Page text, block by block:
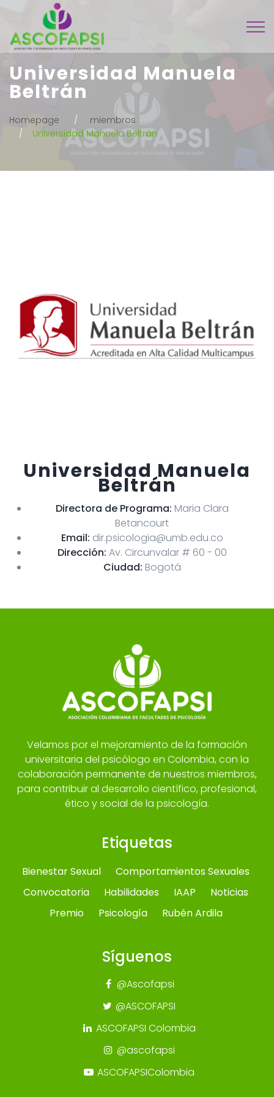
Universidad Manuela
Beltrán
Homepage
miembros
Universidad Manuela Beltrán
Universidad Manuela
Beltrán
Directora de Programa: Maria Clara
Betancourt
Email: dir.psicologia@umb.edu.co
Dirección: Av. Circunvalar # 60 - 00
Ciudad: Bogotá
Velamos por el mejoramiento de la formación
universitaria del psicólogo en Colombia, con la
colaboración permanente de nuestros miembros,
para contribuir al desarrollo científico, profesional,
ético y social de la psicología.
Etiquetas
Bienestar Sexual
Comportamientos Sexuales
Convocatoria
Habilidades IAAP
Noticias
Premio
Psicología Rubén Ardila
Síguenos
@Ascofapsi
@ASCOFAPSI
ASCOFAPSI Colombia
@ascofapsi
ASCOFAPSIColombia